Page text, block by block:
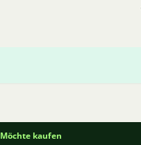
Möchte kaufen